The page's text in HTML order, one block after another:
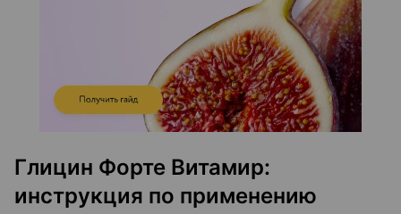
Глицин Форте Витамир:
инструкция по применению